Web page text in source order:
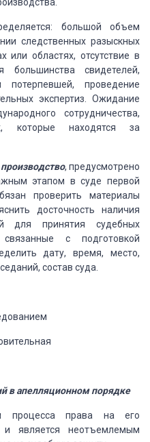
большой объем
следственных разыскных
или областях, отсутствие в
большинства свидетелей,
потерпевшей, проведение
экспертиз. Ожидание
сотрудничества,
которые находятся за
, предусмотрено
этапом в суде первой
проверить материалы
досточность наличия
для принятия судебных
с подготовкой
дату, время, место,
состав суда.
вапелляционном порядке
процесса права на его
и является неотъемлемым